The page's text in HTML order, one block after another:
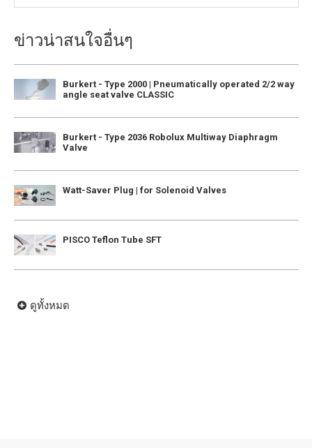
ข่าวน่าสนใจอื่นๆ
Burkert - Type 2000 | Pneumatically operated 2/2 way
angle seat valve CLASSIC
Burkert - Type 2036 Robolux Multiway Diaphragm
Valve
Watt-Saver Plug | for Solenoid Valves
PISCO Teflon Tube SFT
ดูทั้งหมด